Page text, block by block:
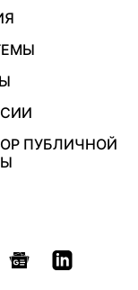
ПУБЛИЧНОЙ